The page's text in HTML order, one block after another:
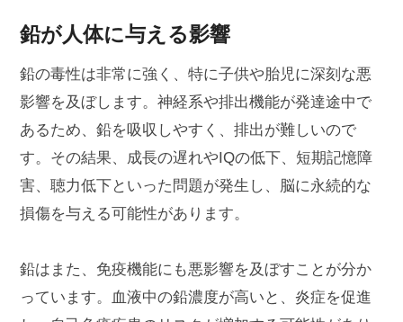
鉛が人体に与える影響
鉛の毒性は非常に強く、特に子供や胎児に深刻な悪
影響を及ぼします。神経系や排出機能が発達途中で
あるため、鉛を吸収しやすく、排出が難しいので
す。その結果、成長の遅れやIQの低下、短期記憶障
害、聴力低下といった問題が発生し、脳に永続的な
損傷を与える可能性があります。
鉛はまた、免疫機能にも悪影響を及ぼすことが分か
っています。血液中の鉛濃度が高いと、炎症を促進